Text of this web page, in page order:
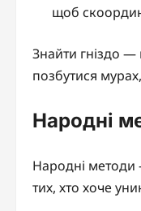
щоб
Знайти гніздо —
позбутися
Народні
Народні методи
тих, хто хоче